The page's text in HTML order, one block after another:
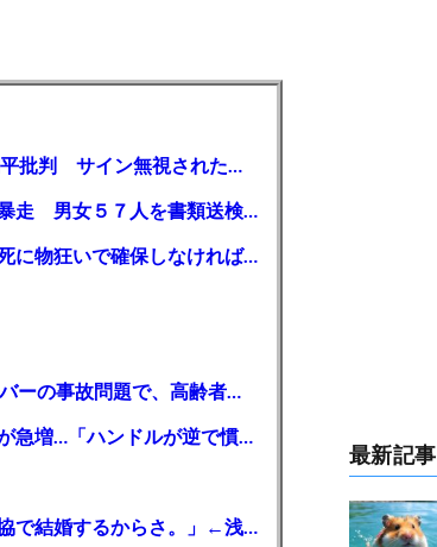
【MLB】「大谷は謙虚ではない」少女が全米生中継で突然の大谷翔平批判 サイン無視された過去明かす
【千葉】「みんなで走れて楽しかった」 バイクでバースデー集団暴走 男女５７人を書類送検 SNSで参加者募る
ガソリン減税、１兆円の財源必要 石破首相・立憲野田氏「財源は死に物狂いで確保しなければならない」「本当に死に物狂いで」
【芸能】高橋真麻「80代で免許を全員取り消しに！」 高齢ドライバーの事故問題で、高齢者の運転免許取り消し法を提案
【🗻】「富士山きれいに撮りたい」外国人観光客のレンタカー事故が急増…「ハンドルが逆で慣れず」、道の狭さも
シンガーソングライター・平井大「なんで不倫するか知ってる？妥協で結婚するからさ。」←浅すぎると大炎上
最新記事